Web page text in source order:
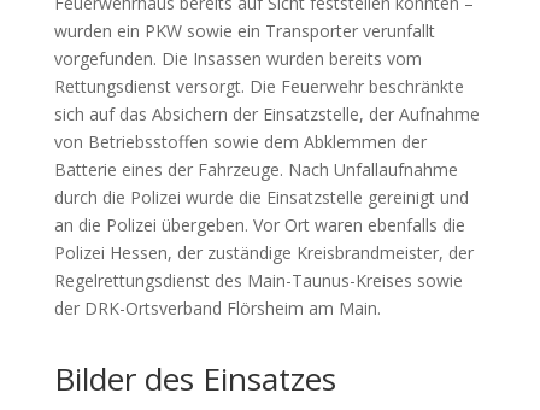
wurden ein PKW sowie ein Transporter verunfallt
vorgefunden. Die Insassen wurden bereits vom
Rettungsdienst versorgt. Die Feuerwehr beschränkte
sich auf das Absichern der Einsatzstelle, der Aufnahme
von Betriebsstoffen sowie dem Abklemmen der
Batterie eines der Fahrzeuge. Nach Unfallaufnahme
durch die Polizei wurde die Einsatzstelle gereinigt und
an die Polizei übergeben. Vor Ort waren ebenfalls die
Polizei Hessen, der zuständige Kreisbrandmeister, der
Regelrettungsdienst des Main-Taunus-Kreises sowie
der DRK-Ortsverband Flörsheim am Main.
Bilder des Einsatzes